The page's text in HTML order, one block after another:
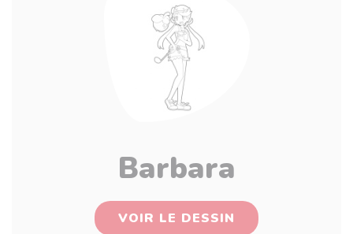
Barbara
VOIR LE DESSIN